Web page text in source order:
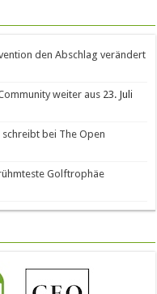
den Abschlag verändert
weiter aus 23. Juli
schreibt bei The Open
Golftrophäe